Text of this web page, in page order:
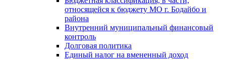
относящейся к бюджету МО г. Бодайбо и
района
Внутренний муниципальный финансовый
контроль
Долговая политика
Единый налог на вмененный доход